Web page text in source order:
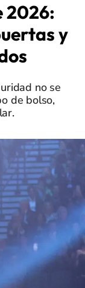
2026:
y
no se
de bolso,